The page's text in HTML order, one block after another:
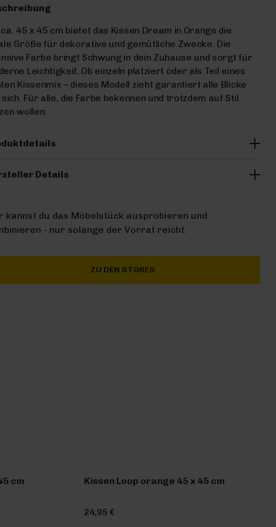
45 x 45 cm bietet das Kissen Dream in Orange die
Größe für dekorative und gemütliche Zwecke. Die
Farbe bringt Schwung in dein Zuhause und sorgt für
Leichtigkeit. Ob einzeln platziert oder als Teil eines
Kissenmix – dieses Modell zieht garantiert alle Blicke
Für alle, die Farbe bekennen und trotzdem auf Stil
wollen.
Details
kannst du das Möbelstück ausprobieren und
- nur solange der Vorrat reicht.
ZU DEN STORES
cm Kissen Loop orange 45 x 45 cm
24,95 €